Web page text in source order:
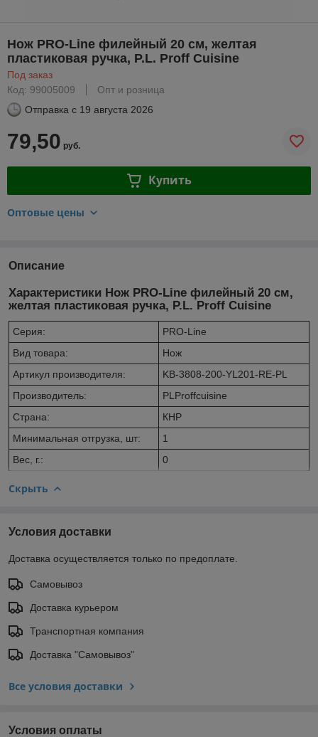
Нож PRO-Line филейный 20 см, желтая
пластиковая ручка, P.L. Proff Cuisine
Под заказ
Код: 99005009
Опт и розница
Отправка с 19 августа 2026
79,50 руб.
Купить
Оптовые цены
Описание
Характеристики Нож PRO-Line филейный 20 см,
желтая пластиковая ручка, P.L. Proff Cuisine
Серия:
PRO-Line
Вид товара:
Нож
Артикул производителя:
KB-3808-200-YL201-RE-PL
Производитель:
PLProffcuisine
Страна:
КНР
Минимальная отгрузка, шт:
1
Вес, г.:
0
Скрыть
Условия доставки
Доставка осуществляется только по предоплате.
Самовывоз
Доставка курьером
Транспортная компания
Доставка "Самовывоз"
Все условия доставки
Условия оплаты